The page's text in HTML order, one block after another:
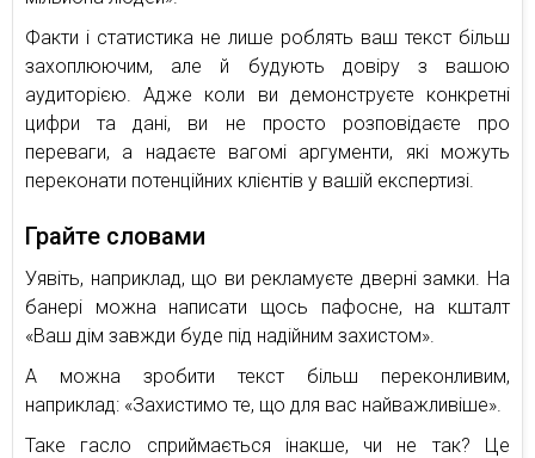
Факти і статистика не лише роблять ваш текст більш
захоплюючим, але й будують довіру з вашою
аудиторією. Адже коли ви демонструєте конкретні
цифри та дані, ви не просто розповідаєте про
переваги, а надаєте вагомі аргументи, які можуть
переконати потенційних клієнтів у вашій експертизі.
Грайте словами
Уявіть, наприклад, що ви рекламуєте дверні замки. На
банері можна написати щось пафосне, на кшталт
«Ваш дім завжди буде під надійним захистом».
А можна зробити текст більш переконливим,
наприклад: «Захистимо те, що для вас найважливіше».
Таке гасло сприймається інакше, чи не так? Це